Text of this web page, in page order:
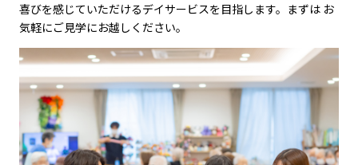
喜びを感じていただけるデイサービスを目指します。まずは お
気軽にご見学にお越しください。